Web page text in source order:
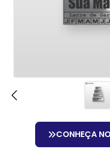
CONHEÇA